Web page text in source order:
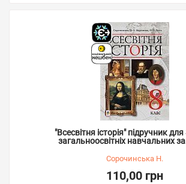
"Всесвітня історія" підручник
загальноосвітніх навчальних
Сорочинська Н.
110,00 грн